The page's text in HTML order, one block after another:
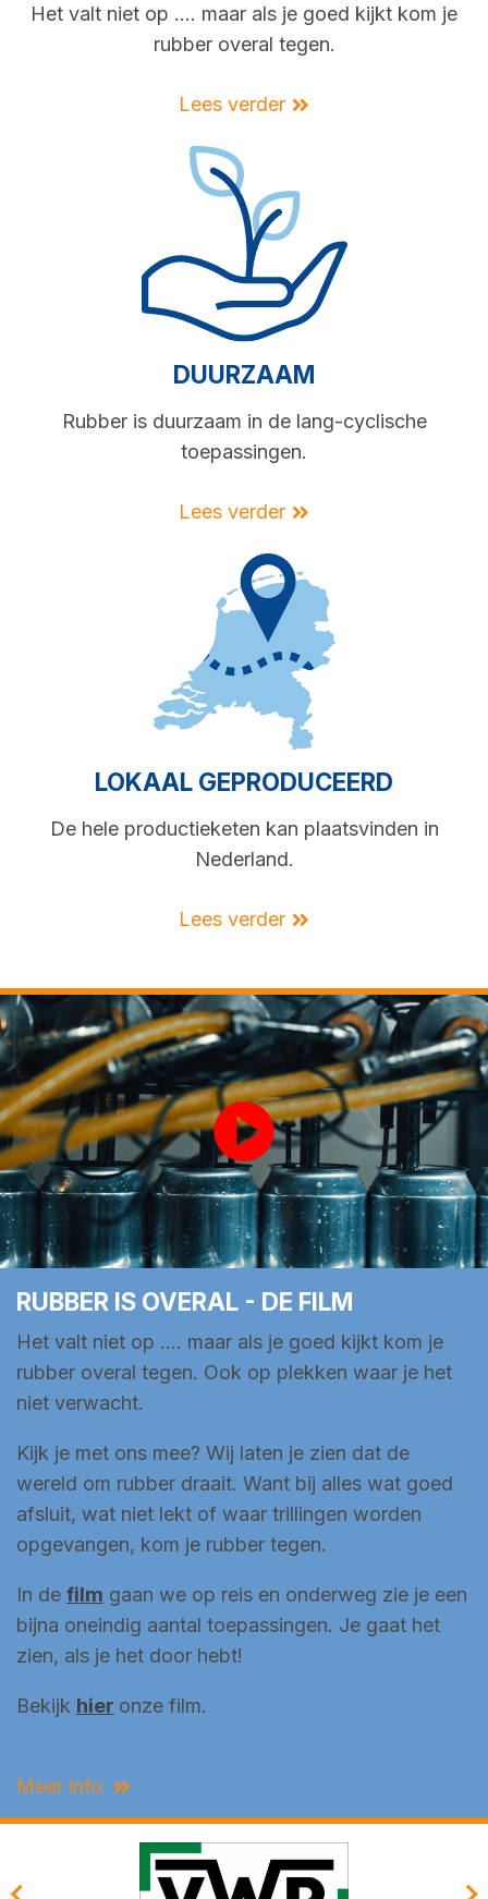
Het valt niet op …. maar als je goed kijkt kom je
rubber overal tegen.
Lees verder
DUURZAAM
Rubber is duurzaam in de lang-cyclische
toepassingen.
Lees verder
LOKAAL GEPRODUCEERD
De hele productieketen kan plaatsvinden in
Nederland.
Lees verder
RUBBER IS OVERAL - DE FILM
Het valt niet op …. maar als je goed kijkt kom je
rubber overal tegen. Ook op plekken waar je het
niet verwacht.
Kijk je met ons mee? Wij laten je zien dat de
wereld om rubber draait. Want bij alles wat goed
afsluit, wat niet lekt of waar trillingen worden
opgevangen, kom je rubber tegen.
In de film gaan we op reis en onderweg zie je een
bijna oneindig aantal toepassingen. Je gaat het
zien, als je het door hebt!
Bekijk hier onze film.
Meer info